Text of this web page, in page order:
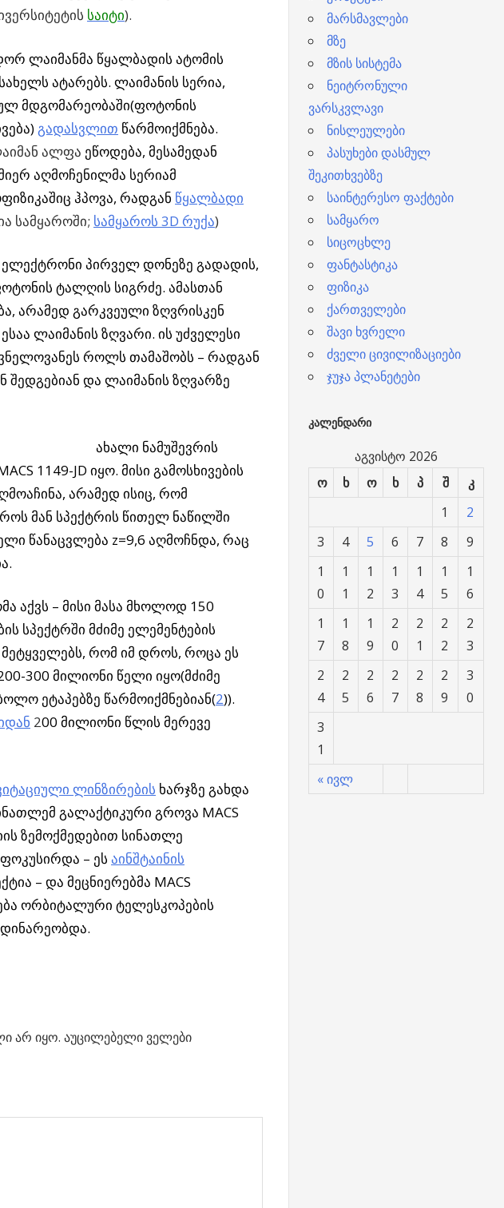
საიტი).
ლაიმანმა წყალბადის ატომის
ატარებს. ლაიმანის სერია,
მდგომარეობაში(ფოტონის
გადასვლით წარმოიქმნება.
ალფა ეწოდება, მესამედან
აღმოჩენილმა სერიამ
ჰპოვა, რადგან წყალბადი
სამყაროში; სამყაროს 3D რუქა)
პირველ დონეზე გადადის,
ტალღის სიგრძე. ამასთან
არამედ გარკვეული ზღვრისკენ
ლაიმანის ზღვარი. ის უძველესი
როლს თამაშობს – რადგან
და ლაიმანის ზღვარზე
ახალი ნამუშევრის
1149-JD იყო. მისი გამოსხივების
არამედ ისიც, რომ
მან სპექტრის წითელ ნაწილში
წანაცვლება z=9,6 აღმოჩნდა, რაც
აქვს – მისი მასა მხოლოდ 150
სპექტრში მძიმე ელემენტების
რომ იმ დროს, როცა ეს
300 მილიონი წელი იყო(მძიმე
ეტაპებზე წარმოიქმნებიან(2)).
200 მილიონი წლის მერევე
ლინზირების ხარჯზე გახდა
გალაქტიკური გროვა MACS
ზემოქმედებით სინათლე
– ეს აინშტაინის
– და მეცნიერებმა MACS
ორბიტალური ტელესკოპების
არ იყო. აუცილებელი ველები
მარსმავლები
მზე
მზის სისტემა
ნეიტრონული
ვარსკვლავი
ნისლეულები
პასუხები დასმულ
შეკითხვებზე
საინტერესო ფაქტები
სამყარო
სიცოცხლე
ფანტასტიკა
ფიზიკა
ქართველები
შავი ხვრელი
ძველი ცივილიზაციები
ჯუჯა პლანეტები
ᲙᲐᲚᲔᲜᲓᲐᲠᲘ
აგვისტო 2026
ო
ხ ო ხ პ შ კ
« ივლ
1
2
3
4 5 6 7 8
9
1
0
1
1
1
2
1
3
1
4
1
5
1
6
1
7
1
8
1
9
2
0
2
1
2
2
2
3
2
4
2
5
2
6
2
7
2
8
2
9
3
0
3
1